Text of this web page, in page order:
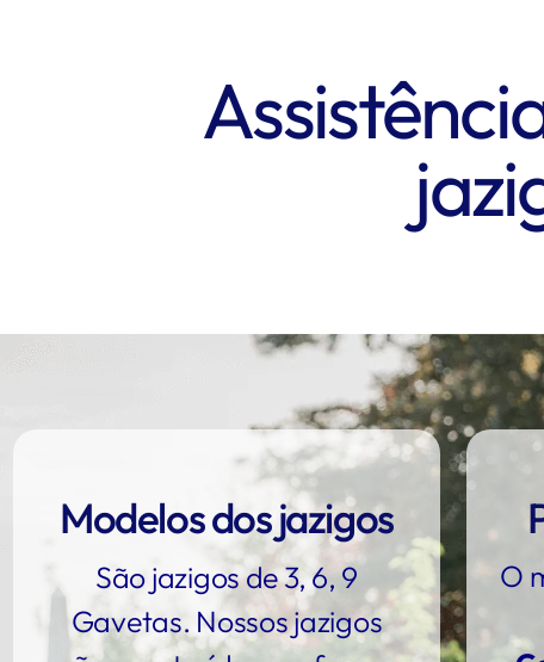
Modelos dos jazigos
São jazigos de 3, 6, 9
Gavetas. Nossos jazigos
O